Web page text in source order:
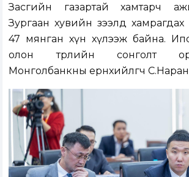
Засгийн газартай хамтарч
Зургаан хувийн зээлд хамрагдах
47 мянган хүн хүлээж байна.
олон төрлийн сонголт
Монголбанкны ерөнхийлөгч